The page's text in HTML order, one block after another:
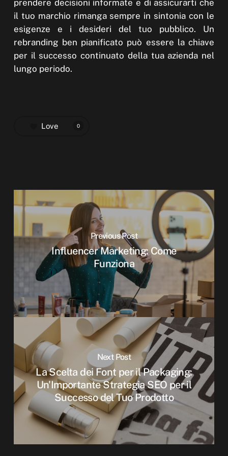
prendere decisioni informate e di assicurarti che
il tuo marchio rimanga sempre in sintonia con le
esigenze e i desideri del tuo pubblico. Un
rebranding ben pianificato può essere la chiave
per il successo continuato della tua azienda nel
lungo periodo.
Love 0
Previous Post
Influencer Marketing: Come
Funziona
Next Post
La Scelta dei Font per il Packaging:
Un'Importante Strategia SEO per il
Successo del Tuo Prodotto